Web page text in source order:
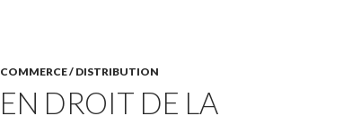
COMMERCE / DISTRIBUTION
EN DROIT DE LA